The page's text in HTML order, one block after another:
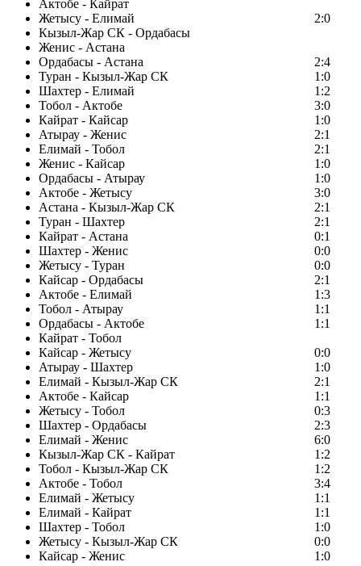
Актобе - Кайрат
Жетысу - Елимай
2:0
Кызыл-Жар СК - Ордабасы
Женис - Астана
Ордабасы - Астана
2:4
Туран - Кызыл-Жар СК
1:0
Шахтер - Елимай
1:2
Тобол - Актобе
3:0
Кайрат - Кайсар
1:0
Атырау - Женис
2:1
Елимай - Тобол
2:1
Женис - Кайсар
1:0
Ордабасы - Атырау
1:0
Актобе - Жетысу
3:0
Астана - Кызыл-Жар СК
2:1
Туран - Шахтер
2:1
Кайрат - Астана
0:1
Шахтер - Женис
0:0
Жетысу - Туран
0:0
Кайсар - Ордабасы
2:1
Актобе - Елимай
1:3
Тобол - Атырау
1:1
Ордабасы - Актобе
1:1
Кайрат - Тобол
Кайсар - Жетысу
0:0
Атырау - Шахтер
1:0
Елимай - Кызыл-Жар СК
2:1
Актобе - Кайсар
1:1
Жетысу - Тобол
0:3
Шахтер - Ордабасы
2:3
Елимай - Женис
6:0
Кызыл-Жар СК - Кайрат
1:2
Тобол - Кызыл-Жар СК
1:2
Актобе - Тобол
3:4
Елимай - Жетысу
1:1
Елимай - Кайрат
1:1
Шахтер - Тобол
1:0
Жетысу - Кызыл-Жар СК
0:0
Кайсар - Женис
1:0